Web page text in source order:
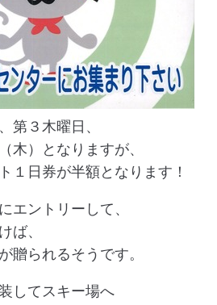
第３木曜日、
木）となりますが、
１日券が半額となります！
エントリーして、
ば、
贈られるそうです。
してスキー場へ